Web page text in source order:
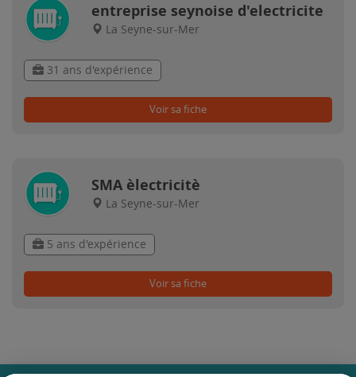
entreprise seynoise d'electricite
La Seyne-sur-Mer
31 ans d'expérience
Voir sa fiche
SMA èlectricitè
La Seyne-sur-Mer
5 ans d'expérience
Voir sa fiche